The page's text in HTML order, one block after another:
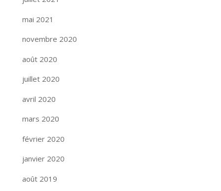
mai 2021
novembre 2020
août 2020
juillet 2020
avril 2020
mars 2020
février 2020
janvier 2020
août 2019